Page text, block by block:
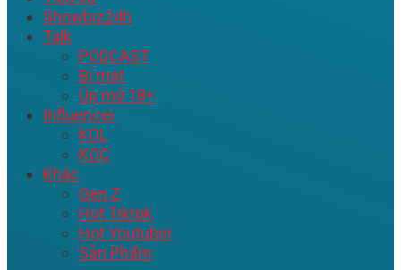
Showbiz24h
Talk
PODCAST
Bí mật
Úp mở 18+
Influencer
KOL
KOC
Khác
Gen Z
Hot Tiktok
Hot Youtuber
Sản Phẩm